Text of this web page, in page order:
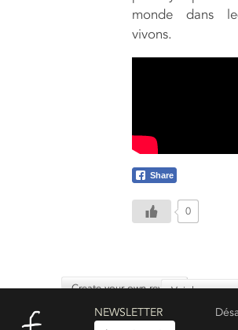
monde dans
vivons.
Share
0
Create your own reviewVoir les
NEWSLETTER